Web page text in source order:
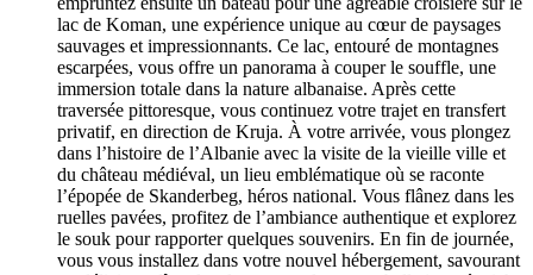
lac de Koman, une expérience unique au cœur de paysages
sauvages et impressionnants. Ce lac, entouré de montagnes
escarpées, vous offre un panorama à couper le souffle, une
immersion totale dans la nature albanaise. Après cette
traversée pittoresque, vous continuez votre trajet en transfert
privatif, en direction de Kruja. À votre arrivée, vous plongez
dans l’histoire de l’Albanie avec la visite de la vieille ville et
du château médiéval, un lieu emblématique où se raconte
l’épopée de Skanderbeg, héros national. Vous flânez dans les
ruelles pavées, profitez de l’ambiance authentique et explorez
le souk pour rapporter quelques souvenirs. En fin de journée,
vous vous installez dans votre nouvel hébergement, savourant